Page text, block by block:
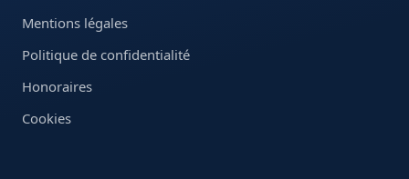
Mentions légales
Politique de confidentialité
Honoraires
Cookies